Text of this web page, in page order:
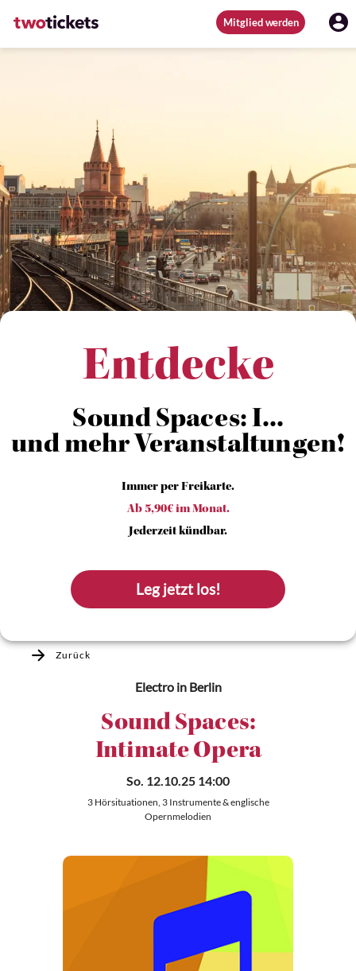
Mitglied werden
Entdecke
Sound Spaces: I...
und mehr Veranstaltungen!
Immer per Freikarte.
Ab 5,90€ im Monat.
Jederzeit kündbar.
Leg jetzt los!
Zurück
Electroin Berlin
Sound Spaces:
Intimate Opera
So. 12.10.25 14:00
3 Hörsituationen, 3 Instrumente & englische
Opernmelodien